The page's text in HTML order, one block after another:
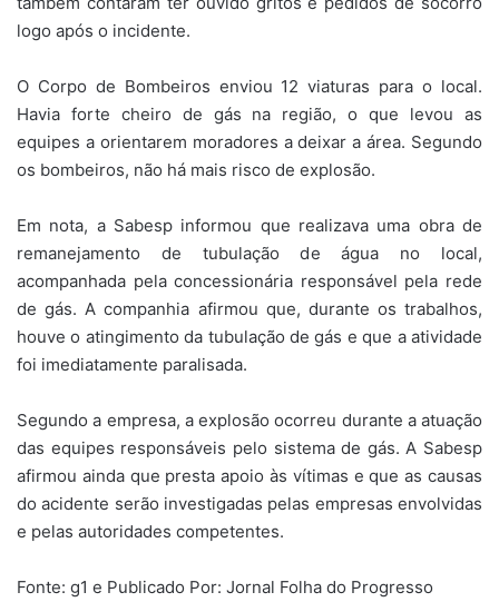
logo após o incidente.
O Corpo de Bombeiros enviou 12 viaturas para o local.
Havia forte cheiro de gás na região, o que levou as
equipes a orientarem moradores a deixar a área. Segundo
os bombeiros, não há mais risco de explosão.
Em nota, a Sabesp informou que realizava uma obra de
remanejamento de tubulação de água no local,
acompanhada pela concessionária responsável pela rede
de gás. A companhia afirmou que, durante os trabalhos,
houve o atingimento da tubulação de gás e que a atividade
foi imediatamente paralisada.
Segundo a empresa, a explosão ocorreu durante a atuação
das equipes responsáveis pelo sistema de gás. A Sabesp
afirmou ainda que presta apoio às vítimas e que as causas
do acidente serão investigadas pelas empresas envolvidas
e pelas autoridades competentes.
Fonte: g1 e Publicado Por: Jornal Folha do Progresso